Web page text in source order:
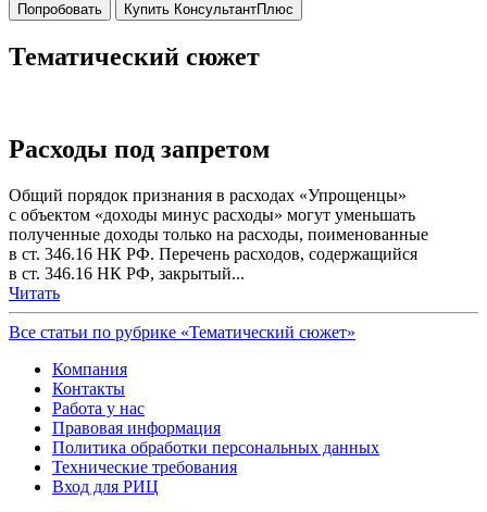
Попробовать Купить КонсультантПлюс
Тематический сюжет
Расходы под запретом
Общий порядок признания в расходах «Упрощенцы»
с объектом «доходы минус расходы» могут уменьшать
полученные доходы только на расходы, поименованные
в ст. 346.16 НК РФ. Перечень расходов, содержащийся
в ст. 346.16 НК РФ, закрытый...
Читать
Все статьи по рубрике «Тематический сюжет»
Компания
Контакты
Работа у нас
Правовая информация
Политика обработки персональных данных
Технические требования
Вход для РИЦ